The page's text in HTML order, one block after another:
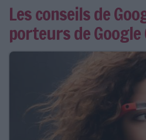
Les conseils de
porteurs de Google